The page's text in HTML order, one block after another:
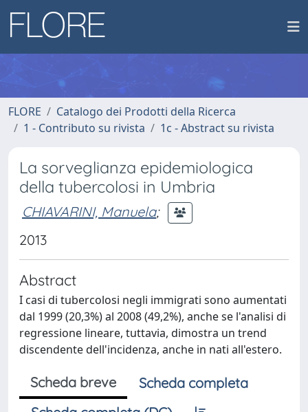
FLORE
Catalogo dei Prodotti della Ricerca
1 - Contributo su rivista
1c - Abstract su rivista
La sorveglianza epidemiologica
della tubercolosi in Umbria
CHIAVARINI, Manuela;
2013
Abstract
I casi di tubercolosi negli immigrati sono aumentati
dal 1999 (20,3%) al 2008 (49,2%), anche se l'analisi di
regressione lineare, tuttavia, dimostra un trend
discendente dell'incidenza, anche in nati all'estero.
Scheda breve
Scheda completa